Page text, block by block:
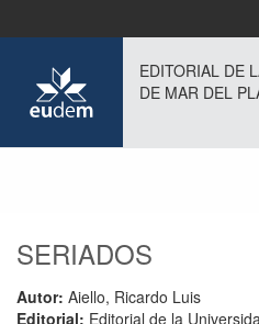
EDITORIAL DE
DE MAR DEL
SERIADOS
Autor: Aiello, Ricardo Luis
Editorial: Editorial de la